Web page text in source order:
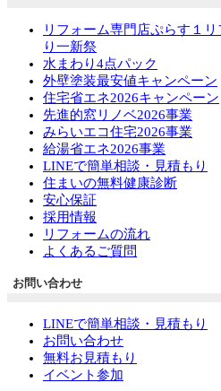
リフォーム専門店ぷらす１
り一新祭
水まわり4点パック
外壁塗装最安値キャンペーン
住宅省エネ2026キャンペーン
先進的窓リノベ2026事業
みらいエコ住宅2026事業
給湯省エネ2026事業
LINEで簡単相談・見積もり
住まいの無料健康診断
安心保証
採用情報
リフォームの流れ
よくあるご質問
お問い合わせ
LINEで簡単相談・見積もり
お問い合わせ
無料お見積もり
イベント参加